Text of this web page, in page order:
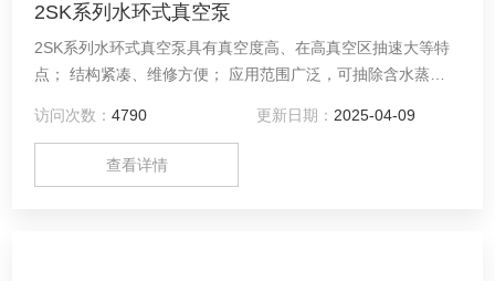
2SK系列水环式真空泵
2SK系列水环式真空泵具有真空度高、在高真空区抽速大等特
点； 结构紧凑、维修方便； 应用范围广泛，可抽除含水蒸
要用水作为工作介质，维护费用低； 可以在较为恶劣的环境下
访问次数：4790 更新日期： 2025-04-09
查看详情